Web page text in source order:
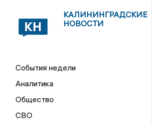
КАЛИНИНГРАДСКИЕ
НОВОСТИ
События недели
Аналитика
Общество
СВО